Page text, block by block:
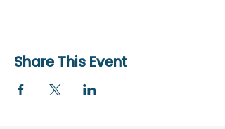
Share This Event